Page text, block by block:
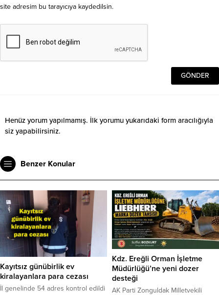
site adresim bu tarayıcıya kaydedilsin.
Henüz yorum yapılmamış. İlk yorumu yukarıdaki form aracılığıyla
siz yapabilirsiniz.
Benzer Konular
Kayıtsız günübirlik ev
kiralayanlara para cezası
İl genelinde 54 adres kontrol edildi
Kdz. Ereğli Orman İşletme
Müdürlüğü’ne yeni dozer
desteği
AK Parti Zonguldak Milletvekili